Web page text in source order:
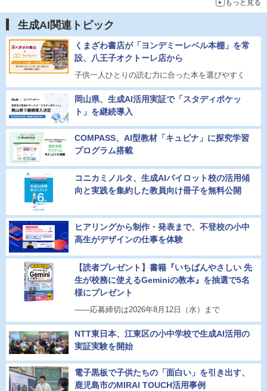
もっと見る
生成AI関連トピック
くまざわ書店が「ヨンデミーレベル本棚」を常
設、八王子オクトーレ店から
子供一人ひとりの読む力に合った本を選びやすく
岡山県、生成AI活用実証で「スタディポケッ
ト」を継続導入
COMPASS、AI型教材「キュビナ」に探究学習
プログラム搭載
コニカミノルタ、生成AIパイロット校の活用傾
向と実践を集約した教員向け冊子を無料公開
ヒアリングから制作・発表まで、不登校の小中
高生がデザインの仕事を体験
【読者プレゼント】書籍『いちばんやさしい 先
生が校務に使えるGeminiの教本』を抽選で5名
様にプレゼント
――応募締切は2026年8月12日（水）まで
NTT東日本、江東区の小中学校で生成AI活用の
実証実験を開始
電子黒板で子供たちの「面白い」を引き出す、
鹿児島市のMIRAI TOUCH活用事例